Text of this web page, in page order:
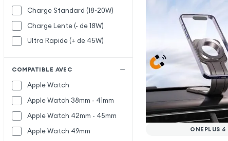
Charge Standard (18~20W)
Charge Lente (- de 18W)
Ultra Rapide (+ de 45W)
COMPATIBLE AVEC
Apple Watch
Apple Watch 38mm - 41mm
Apple Watch 42mm - 45mm
Apple Watch 49mm
ONEPLUS 6